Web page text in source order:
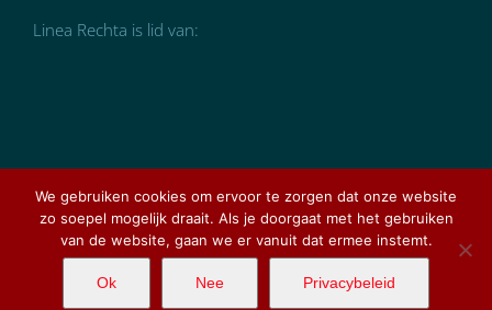
Linea Rechta is lid van:
Ontworpen en gerealiseerd doorAMCLOUT graphic
design
We gebruiken cookies om ervoor te zorgen dat onze website
zo soepel mogelijk draait. Als je doorgaat met het gebruiken
van de website, gaan we er vanuit dat ermee instemt.
Ok Nee Privacybeleid